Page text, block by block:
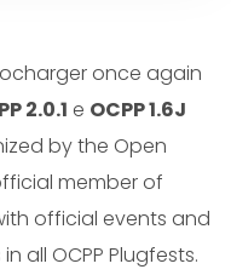
iocharger once again
2.0.1 e OCPP 1.6J
by the Open
member of
official events and
all OCPP Plugfests.